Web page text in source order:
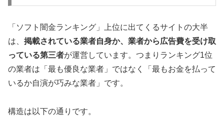
「ソフト闇金ランキング」上位に出てくるサイトの大半
は、 掲載されている業者自身か、業者から広告費を受け取
っている第三者が運営しています。つまりランキング1位
の業者は「最も優良な業者」ではなく「最もお金を払って
いるか自演が巧みな業者」です。
構造は以下の通りです。